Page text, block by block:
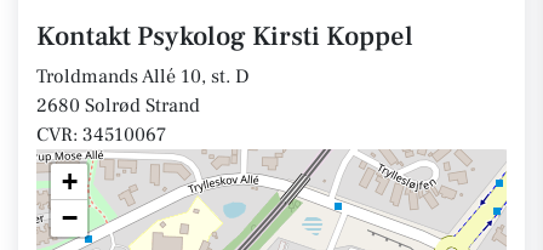
Kontakt Psykolog Kirsti Koppel
Troldmands Allé 10, st. D
2680 Solrød Strand
CVR: 34510067
+
−